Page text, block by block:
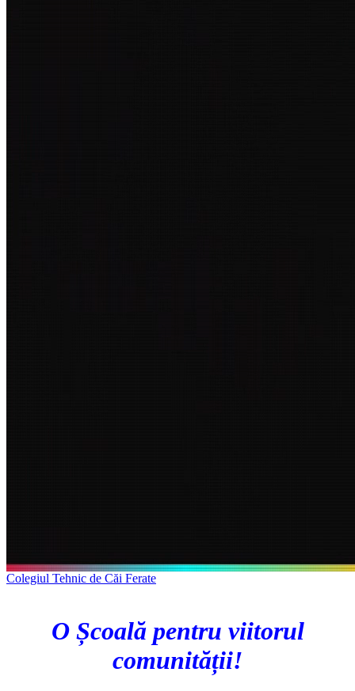
Colegiul Tehnic de Căi Ferate
O Școală pentru viitorul
comunității!